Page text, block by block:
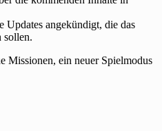
angekündigt, die das
sollen.
Missionen, ein neuer Spielmodus